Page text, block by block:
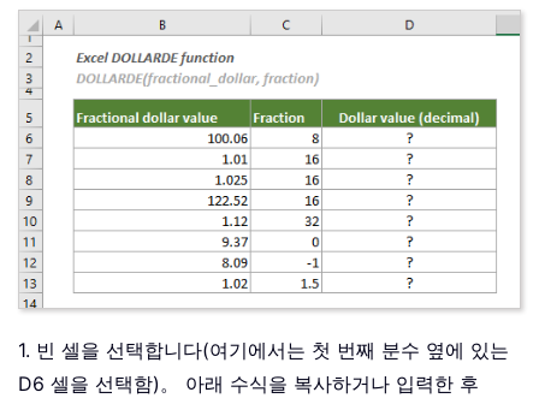
1. 빈 셀을 선택합니다(여기에서는 첫 번째 분수 옆에 있는
D6 셀을 선택함)。 아래 수식을 복사하거나 입력한 후